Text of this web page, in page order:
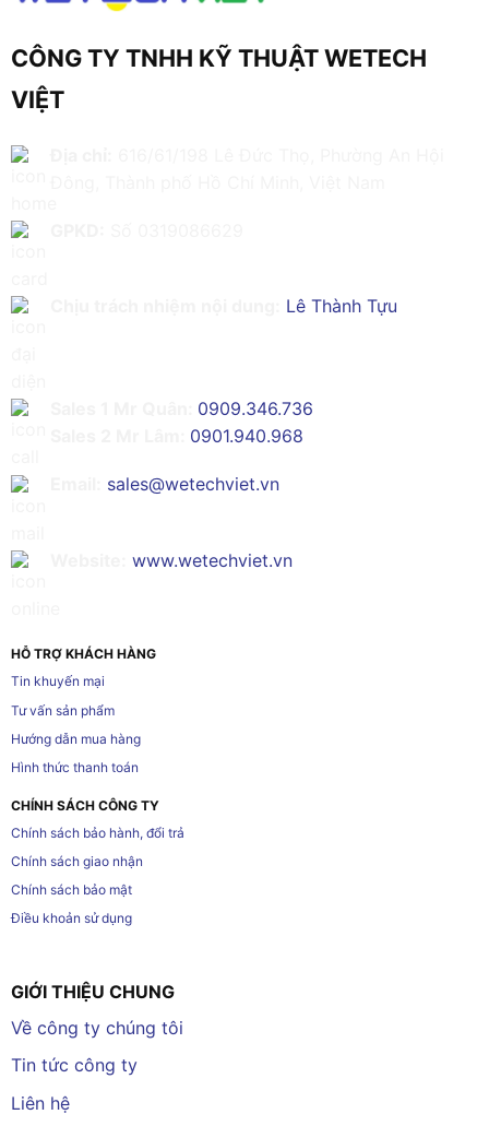
CÔNG TY TNHH KỸ THUẬT WETECH
VIỆT
Lê Thành Tựu
0909.346.736
0901.940.968
sales@wetechviet.vn
www.wetechviet.vn
HỖ TRỢ KHÁCH HÀNG
Tin khuyến mại
Tư vấn sản phẩm
Hướng dẫn mua hàng
Hình thức thanh toán
CHÍNH SÁCH CÔNG TY
Chính sách bảo hành, đổi trả
Chính sách giao nhận
Chính sách bảo mật
Điều khoản sử dụng
GIỚI THIỆU CHUNG
Về công ty chúng tôi
Tin tức công ty
Liên hệ